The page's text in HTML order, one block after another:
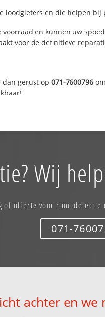
en die helpen
en kunnen uw
voor de definitieve
dan gerust op071-7600796
Wij
of offerte voor riool detectie
071-
achter en